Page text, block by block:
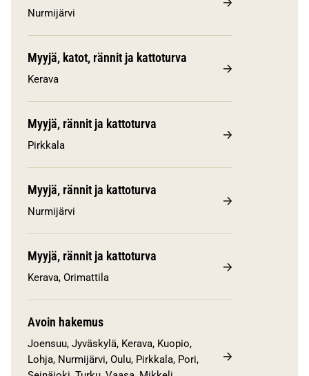
Nurmijärvi
Myyjä, katot, rännit ja kattoturva
Kerava
Myyjä, rännit ja kattoturva
Pirkkala
Myyjä, rännit ja kattoturva
Nurmijärvi
Myyjä, rännit ja kattoturva
Kerava, Orimattila
Avoin hakemus
Joensuu, Jyväskylä, Kerava, Kuopio,
Lohja, Nurmijärvi, Oulu, Pirkkala, Pori,